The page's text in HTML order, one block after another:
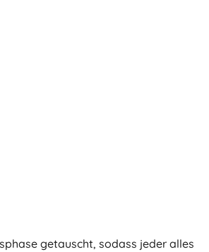
getauscht, sodass jeder alles